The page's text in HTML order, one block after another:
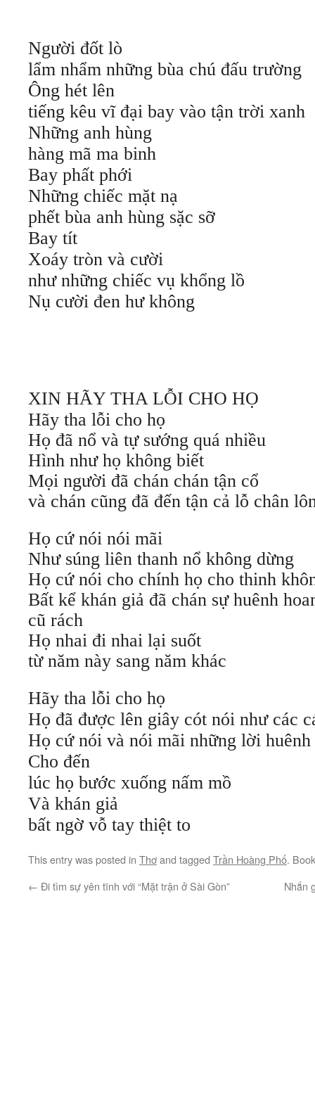
Người đốt lò
lẩm nhẩm những bùa chú đấu trường
Ông hét lên
tiếng kêu vĩ đại bay vào tận trời xanh
Những anh hùng
hàng mã ma binh
Bay phất phới
Những chiếc mặt nạ
phết bùa anh hùng sặc sỡ
Bay tít
Xoáy tròn và cười
như những chiếc vụ khổng lồ
Nụ cười đen hư không
XIN HÃY THA LỖI CHO HỌ
Hãy tha lỗi cho họ
Họ đã nổ và tự sướng quá nhiều
Hình như họ không biết
Mọi người đã chán chán tận cổ
và chán cũng đã đến tận cả lỗ chân
Họ cứ nói nói mãi
Như súng liên thanh nổ không dừng
Họ cứ nói cho chính họ cho thinh
Bất kể khán giả đã chán sự huênh
cũ rách
Họ nhai đi nhai lại suốt
từ năm này sang năm khác
Hãy tha lỗi cho họ
Họ đã được lên giây cót nói như các
Họ cứ nói và nói mãi những lời huênh
Cho đến
lúc họ bước xuống nấm mồ
Và khán giả
bất ngờ vỗ tay thiệt to
This entry was posted in Thơand tagged Trần Hoàng Phố.
← Đi tìm sự yên tĩnh với “Mặt trận ở Sài Gòn” Nhắn